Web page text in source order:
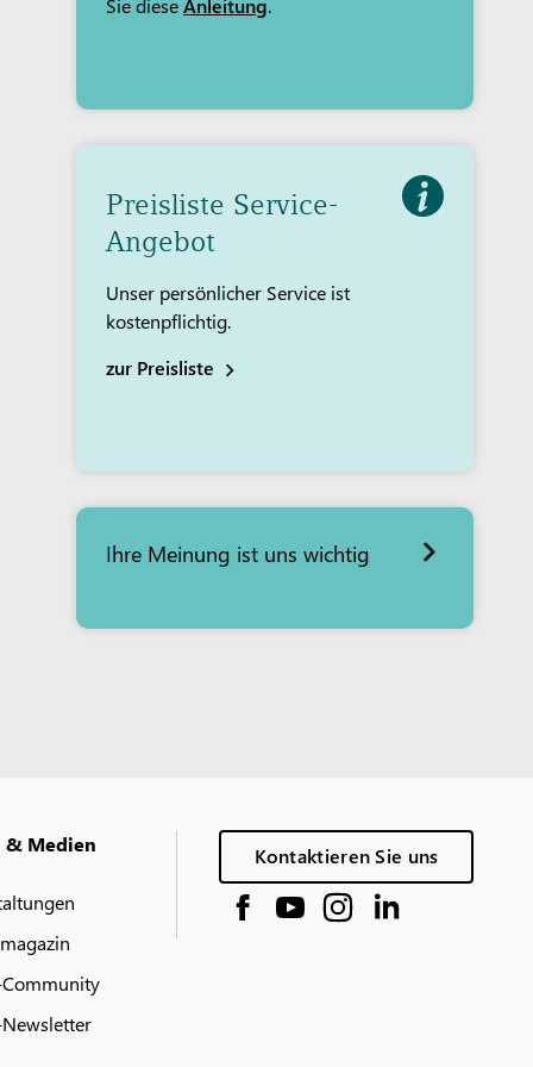
Sie dieseAnleitung.
Preisliste Service-
Angebot
Unser persönlicher Service ist
kostenpflichtig.
zur Preisliste
Ihre Meinung ist uns wichtig
& Medien
Community
Newsletter
Kontaktieren Sie uns